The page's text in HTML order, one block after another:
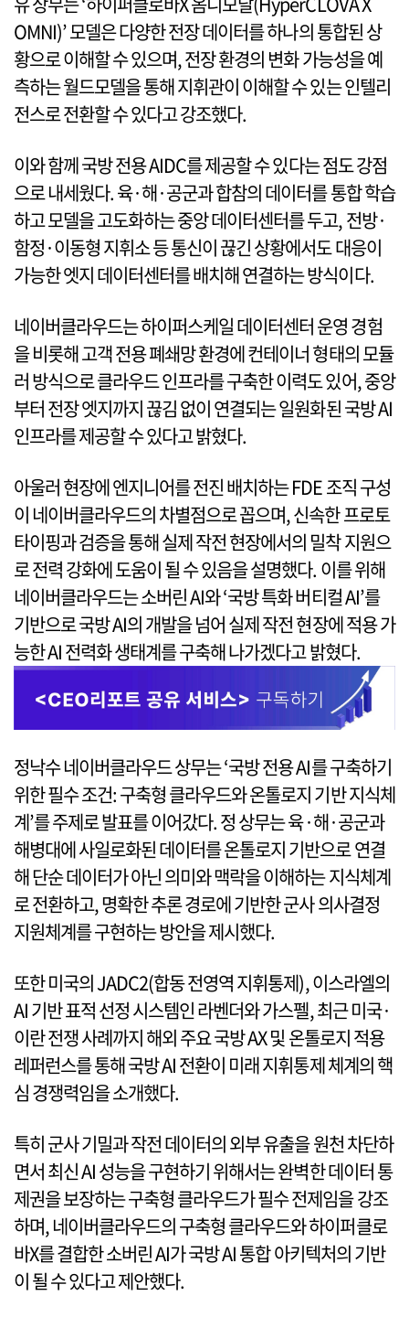
OMNI)’ 모델은 다양한 전장 데이터를 하나의 통합된 상
황으로 이해할 수 있으며, 전장 환경의 변화 가능성을 예
측하는 월드모델을 통해 지휘관이 이해할 수 있는 인텔리
전스로 전환할 수 있다고 강조했다.
이와 함께 국방 전용 AIDC를 제공할 수 있다는 점도 강점
으로 내세웠다. 육·해·공군과 합참의 데이터를 통합 학습
하고 모델을 고도화하는 중앙 데이터센터를 두고, 전방·
함정·이동형 지휘소 등 통신이 끊긴 상황에서도 대응이
가능한 엣지 데이터센터를 배치해 연결하는 방식이다.
네이버클라우드는 하이퍼스케일 데이터센터 운영 경험
을 비롯해 고객 전용 폐쇄망 환경에 컨테이너 형태의 모듈
러 방식으로 클라우드 인프라를 구축한 이력도 있어, 중앙
부터 전장 엣지까지 끊김 없이 연결되는 일원화된 국방 AI
인프라를 제공할 수 있다고 밝혔다.
아울러 현장에 엔지니어를 전진 배치하는 FDE 조직 구성
이 네이버클라우드의 차별점으로 꼽으며, 신속한 프로토
타이핑과 검증을 통해 실제 작전 현장에서의 밀착 지원으
로 전력 강화에 도움이 될 수 있음을 설명했다. 이를 위해
네이버클라우드는 소버린 AI와 ‘국방 특화 버티컬 AI’를
기반으로 국방 AI의 개발을 넘어 실제 작전 현장에 적용 가
능한 AI 전력화 생태계를 구축해 나가겠다고 밝혔다.
정낙수 네이버클라우드 상무는 ‘국방 전용 AI를 구축하기
위한 필수 조건: 구축형 클라우드와 온톨로지 기반 지식체
계’를 주제로 발표를 이어갔다. 정 상무는 육·해·공군과
해병대에 사일로화된 데이터를 온톨로지 기반으로 연결
해 단순 데이터가 아닌 의미와 맥락을 이해하는 지식체계
로 전환하고, 명확한 추론 경로에 기반한 군사 의사결정
지원체계를 구현하는 방안을 제시했다.
또한 미국의 JADC2(합동 전영역 지휘통제), 이스라엘의
AI 기반 표적 선정 시스템인 라벤더와 가스펠, 최근 미국·
이란 전쟁 사례까지 해외 주요 국방 AX 및 온톨로지 적용
레퍼런스를 통해 국방 AI 전환이 미래 지휘통제 체계의 핵
심 경쟁력임을 소개했다.
특히 군사 기밀과 작전 데이터의 외부 유출을 원천 차단하
면서 최신 AI 성능을 구현하기 위해서는 완벽한 데이터 통
제권을 보장하는 구축형 클라우드가 필수 전제임을 강조
하며, 네이버클라우드의 구축형 클라우드와 하이퍼클로
바X를 결합한 소버린 AI가 국방 AI 통합 아키텍처의 기반
이 될 수 있다고 제안했다.